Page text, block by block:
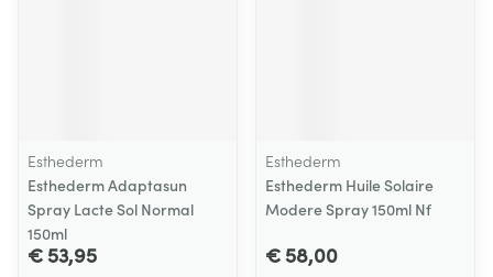
Esthederm
Esthederm Adaptasun
Spray Lacte Sol Normal
150ml
€ 53,95
Esthederm
Esthederm Huile Solaire
Modere Spray 150ml Nf
€ 58,00